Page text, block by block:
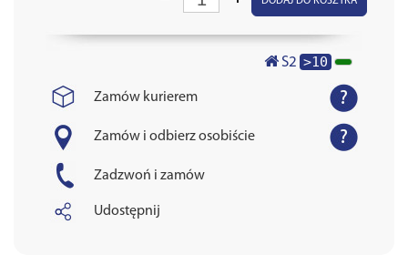
S2 >10
Zamów kurierem
Zamów i odbierz osobiście
Zadzwoń i zamów
Udostępnij